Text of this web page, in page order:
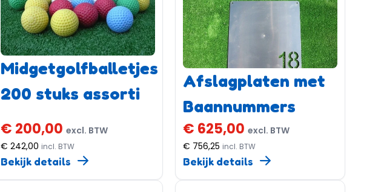
Midgetgolfballetjes
200 stuks assorti
€ 200,00 excl. BTW
€ 242,00 incl. BTW
Bekijk details
Afslagplaten met
Baannummers
€ 625,00 excl. BTW
€ 756,25 incl. BTW
Bekijk details